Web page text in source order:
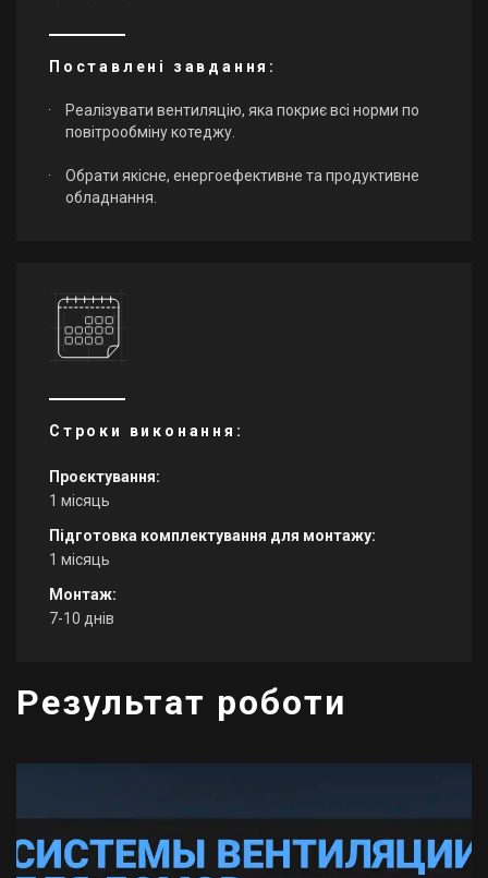
Поставлені завдання:
Реалізувати вентиляцію, яка покриє всі норми по
повітрообміну котеджу.
Обрати якісне, енергоефективне та продуктивне
обладнання.
Строки виконання:
Проєктування:
1 місяць
Підготовка комплектування для монтажу:
1 місяць
Монтаж:
7-10 днів
Результат роботи